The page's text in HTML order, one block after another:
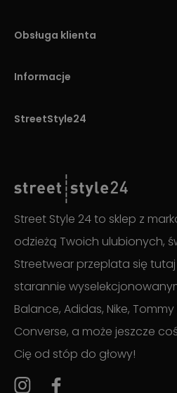
Obsługa klienta
Informacje
StreetStyle24
Street Style 24 to sklep z
odzieżą Twoich ulubionych,
Streetwear przeplata się tutaj
starannie
Balance, Adidas, Nike, Tommy
Converse, a może jeszcze
Cię od stóp do głowy!